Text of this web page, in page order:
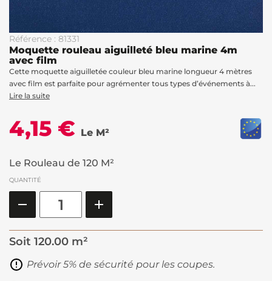
Référence : 81331
Moquette rouleau aiguilleté bleu marine 4m
avec film
Cette moquette aiguilletée couleur bleu marine longueur 4 mètres
avec film est parfaite pour agrémenter tous types d’événements à...
Lire la suite
4,15 € Le M²
Le Rouleau de 120 M²
QUANTITÉ
Soit 120.00 m²
Prévoir 5% de sécurité pour les coupes.